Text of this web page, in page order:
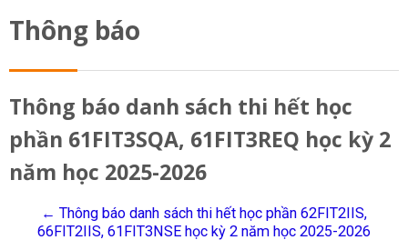
Giảng viên
Sinh viên
Research
Tìm
kiếm
Thông báo
Thông báo danh sách thi hết học
phần 61FIT3SQA, 61FIT3REQ học kỳ 2
năm học 2025-2026
← Thông báo danh sách thi hết học phần 62FIT2IIS,
66FIT2IIS, 61FIT3NSE học kỳ 2 năm học 2025-2026